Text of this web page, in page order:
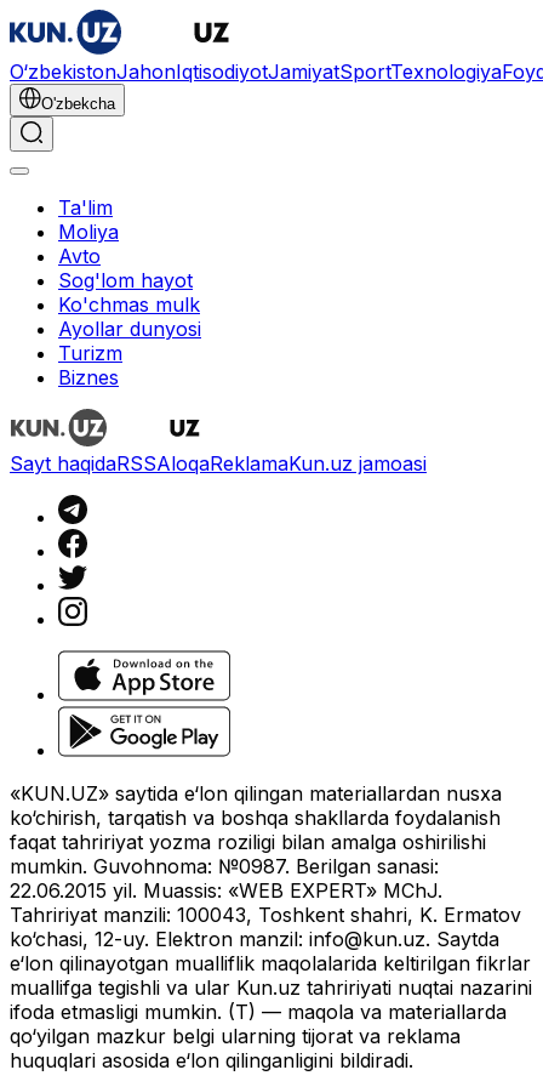
O‘zbekistonJahonIqtisodiyotJamiyatSportTexnologiya
O'zbekcha
Ta'lim
Moliya
Avto
Sog'lom hayot
Ko'chmas mulk
Ayollar dunyosi
Turizm
Biznes
Sayt haqidaRSSAloqaReklamaKun.uz jamoasi
«KUN.UZ» saytida e‘lon qilingan materiallardan nusxa
ko‘chirish, tarqatish va boshqa shakllarda foydalanish
faqat tahririyat yozma roziligi bilan amalga oshirilishi
mumkin. Guvohnoma: №0987. Berilgan sanasi:
22.06.2015 yil. Muassis: «WEB EXPERT» MChJ.
Tahririyat manzili: 100043, Toshkent shahri, K. Ermatov
ko‘chasi, 12-uy. Elektron manzil: info@kun.uz. Saytda
e‘lon qilinayotgan mualliflik maqolalarida keltirilgan fikrlar
muallifga tegishli va ular Kun.uz tahririyati nuqtai nazarini
ifoda etmasligi mumkin. (T) — maqola va materiallarda
qo‘yilgan mazkur belgi ularning tijorat va reklama
huquqlari asosida e‘lon qilinganligini bildiradi.